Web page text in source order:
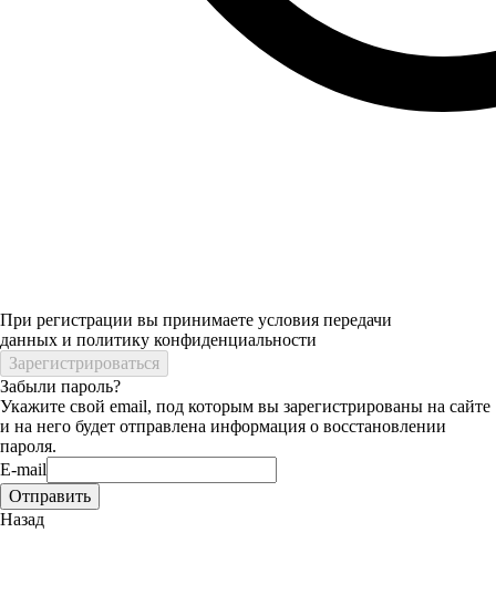
При регистрации вы принимаете условия передачи
данных и политику конфиденциальности
Забыли пароль?
Укажите свой email, под которым вы зарегистрированы на сайте
и на него будет отправлена информация о восстановлении
пароля.
E-mail
Назад